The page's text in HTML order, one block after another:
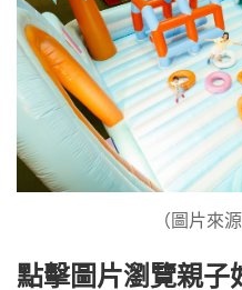
（圖片來
點擊圖片瀏覽親子